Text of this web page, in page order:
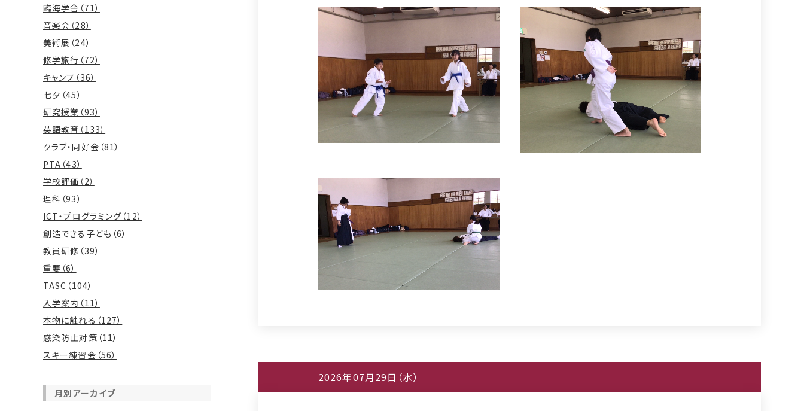
2026年07月29日（水）
臨海学舎（71）
音楽会（28）
美術展（24）
修学旅行（72）
キャンプ（36）
七夕（45）
研究授業（93）
英語教育（133）
クラブ・同好会（81）
PTA（43）
学校評価（2）
理科（93）
ICT・プログラミング（12）
創造できる子ども（6）
教員研修（39）
重要（6）
TASC（104）
入学案内（11）
本物に触れる（127）
感染防止対策（11）
スキー練習会（56）
月別アーカイブ